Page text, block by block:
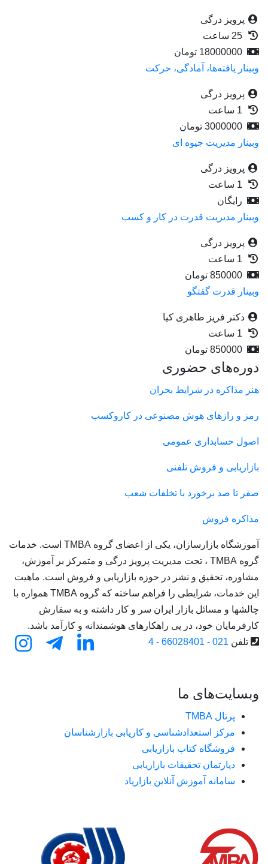
پرویز درگی
18000000 تومان
وبینار یافته‌ها، آمادگی، حرکت
پرویز درگی
3000000 تومان
وبینار مدیریت جیوه ای
پرویز درگی
رایگان
وبینار مدیریت قدرت در کار و کسب
پرویز درگی
850000 تومان
وبینار قدرت گفتگو
دکتر فریز طاهری کیا
850000 تومان
دوره‌های حضوری
هنر مذاکره در شرایط بحران
رمز و رازهای هوش مصنوعی در کاروکسب
اصول حسابداری عمومی
بازاریابی و فروش تلفنی
صفر تا صد برخورد با تخلفات شعب
مذاکره فروش
آموزشگاه بازارسازان، یکی از اعضای گروه TMBA است. خدمات
گروه TMBA ، تحت مدیریت پرویز درگی و متمرکز بر آموزش،
مشاوره، تحقیق و نشر در حوزه بازاریابی و فروش است. ماهیت
این خدمات، شرایطی را فراهم ساخته که گروه TMBA همواره با
چالشها و مسائل بازار ایران سر و کار داشته و به سفارش
کارفرمایان خود، در پی راهکارهای هوشمندانه و کارآمد باشد.
تلفن 021 - 66028401 - 4
وبسایت‌های ما
پرتال TMBA
مرکز استعدادشناسی و کاریابی بازارشناسان
فروشگاه کتاب بازاریابی
دپارتمان تحقیقات بازاریابی
سامانه آموزش آنلاین بازاریاد